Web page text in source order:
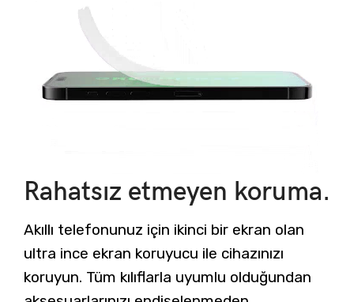
Rahatsız etmeyen koruma.
Akıllı telefonunuz için ikinci bir ekran olan
ultra ince ekran koruyucu ile cihazınızı
koruyun. Tüm kılıflarla uyumlu olduğundan